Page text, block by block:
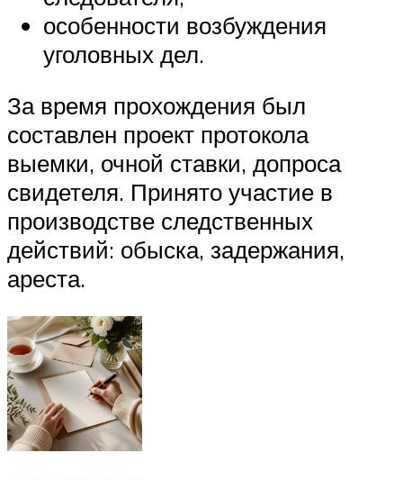
особенности возбуждения
уголовных дел.
За время прохождения был
составлен проект протокола
выемки, очной ставки, допроса
свидетеля. Принято участие в
производстве следственных
действий: обыска, задержания,
ареста.